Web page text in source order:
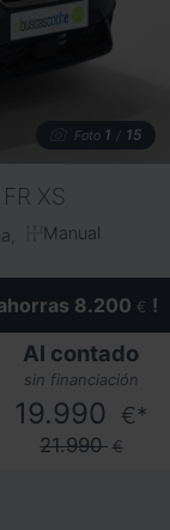
Foto 1 / 15
XS
Manual
8.200 € !
Al contado
sin financiación
19.990 €*
21.990 €